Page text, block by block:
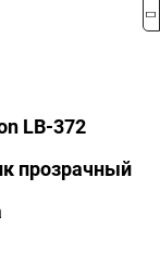
LB-372
прозрачный